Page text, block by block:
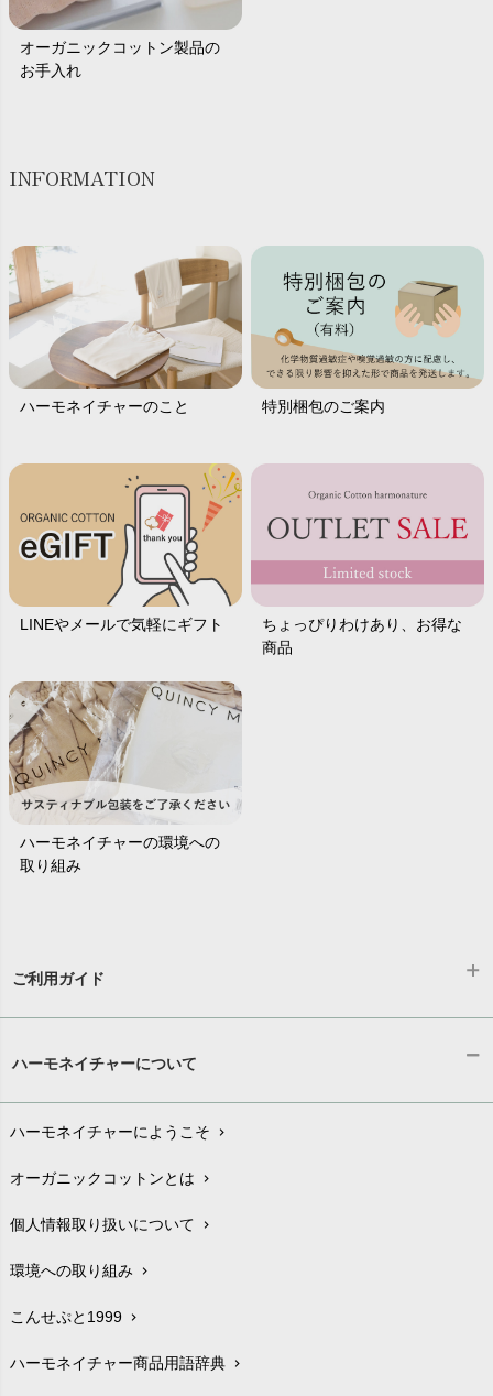
オーガニックコットン製品の
お手入れ
INFORMATION
ハーモネイチャーのこと 特別梱包のご案内
LINEやメールで気軽にギフト
ちょっぴりわけあり、お得な
商品
ハーモネイチャーの環境への
取り組み
ご利用ガイド
配送と送料chevron_right
在庫状況と発送予定chevron_right
サイズ・寸法chevron_right
生地・素材chevron_right
お手入れについて
レビューを書こうchevron_right
ハーモネイチャーについて
ハーモネイチャーにようこそ chevron_right
オーガニックコットンとは chevron_right
個人情報取り扱いについて chevron_right
環境への取り組み chevron_right
こんせぷと1999 chevron_right
ハーモネイチャー商品用語辞典 chevron_right